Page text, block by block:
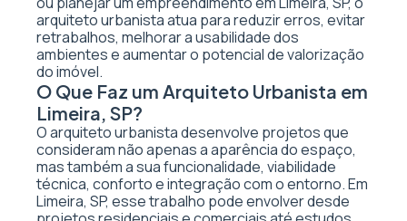
arquiteto urbanista atua para reduzir erros, evitar
retrabalhos, melhorar a usabilidade dos
ambientes e aumentar o potencial de valorização
do imóvel.
O Que Faz um Arquiteto Urbanista em
Limeira, SP?
O arquiteto urbanista desenvolve projetos que
consideram não apenas a aparência do espaço,
mas também a sua funcionalidade, viabilidade
técnica, conforto e integração com o entorno. Em
Limeira, SP, esse trabalho pode envolver desde